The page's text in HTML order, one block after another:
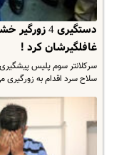
دستگیری 4
غافلگیرشان کرد !
سلاح سرد اقدام به زورگیری